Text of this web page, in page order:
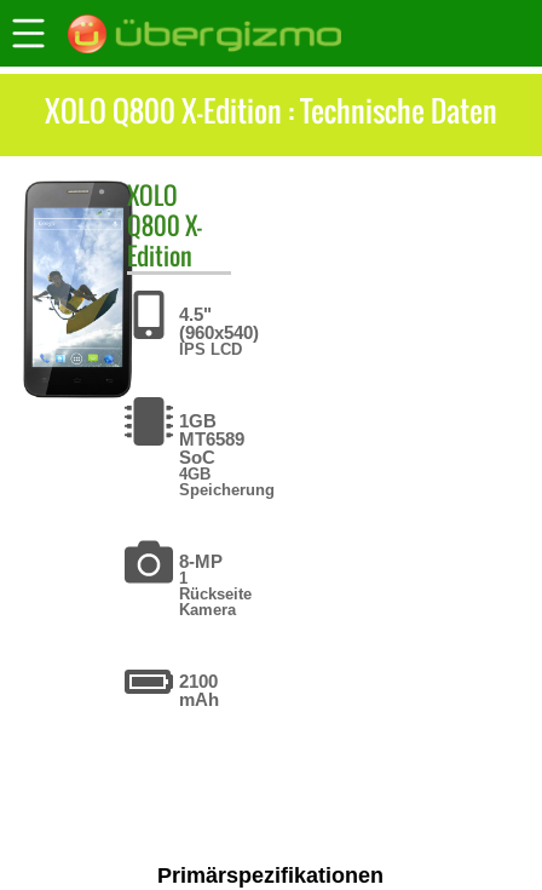
XOLO Q800 X-Edition : Technische Daten
XOLO
Q800 X-
Edition
4.5"
(960x540)
IPS LCD
1GB
MT6589
SoC
4GB
Speicherung
8-MP
1
Rückseite
Kamera
2100
mAh
Primärspezifikationen